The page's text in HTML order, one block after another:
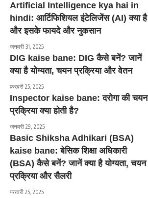
Artificial Intelligence kya hai in
hindi: आर्टिफिशियल इंटेलिजेंस (AI) क्या है
और इसके फायदे और नुकसान
जनवरी 31, 2025
DIG kaise bane: DIG कैसे बनें? जानें
क्या है योग्यता, चयन प्रक्रिया और वेतन
फ़रवरी 25, 2025
Inspector kaise bane: दरोगा की चयन
प्रक्रिया क्या होती है?
जनवरी 29, 2025
Basic Shiksha Adhikari (BSA)
kaise bane: बेसिक शिक्षा अधिकारी
(BSA) कैसे बनें? जानें क्या है योग्यता, चयन
प्रक्रिया और सैलरी
फ़रवरी 25, 2025